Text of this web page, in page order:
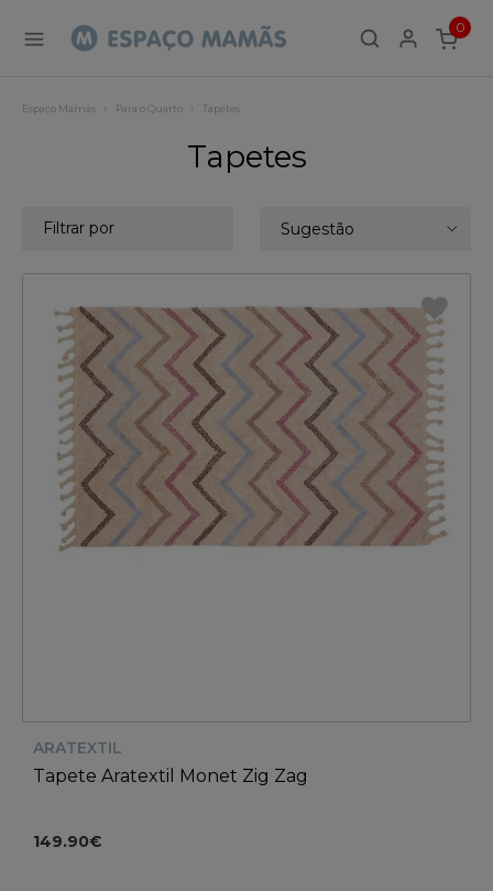
0
ITEMS
Espaço Mamãs Para o Quarto Tapetes
Tapetes
Sugestão
Filtrar por
ARATEXTIL
Tapete Aratextil Monet Zig Zag
149.90€